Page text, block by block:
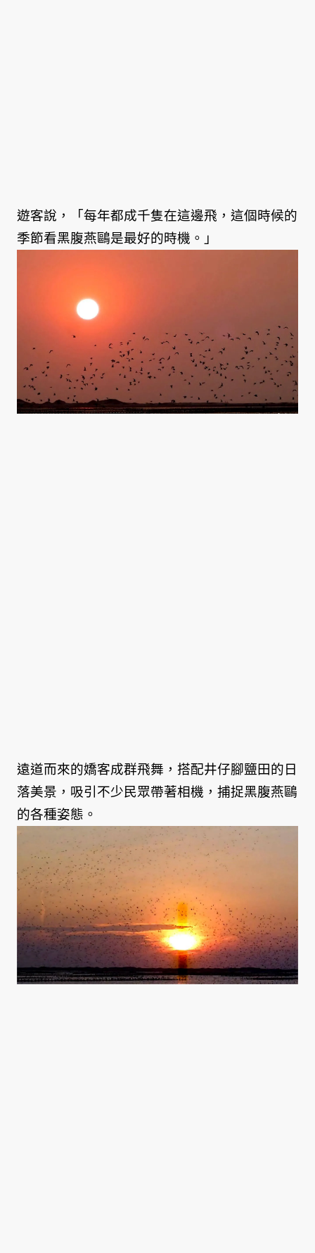
遊客說，「每年都成千隻在這邊飛，這個時候的
季節看黑腹燕鷗是最好的時機。」
遠道而來的嬌客成群飛舞，搭配井仔腳鹽田的日
落美景，吸引不少民眾帶著相機，捕捉黑腹燕鷗
的各種姿態。